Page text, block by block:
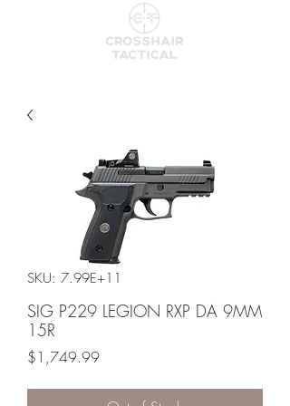
SKU: 7.99E+11
SIG P229 LEGION RXP DA 9MM
15R
$1,749.99Price